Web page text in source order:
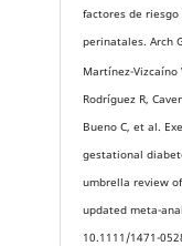
factores de
perinatales. Arch
Martínez-Vizcaíno
Rodríguez R,
Bueno C, et al.
gestational
umbrella review
updated meta-
10.1111/1471-